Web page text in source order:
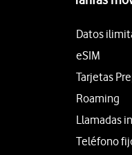
Datos
eSIM
Tarjetas
Roaming
Llamadas
Teléfono